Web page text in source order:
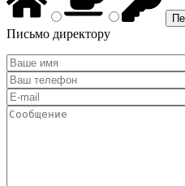
Письмо директору